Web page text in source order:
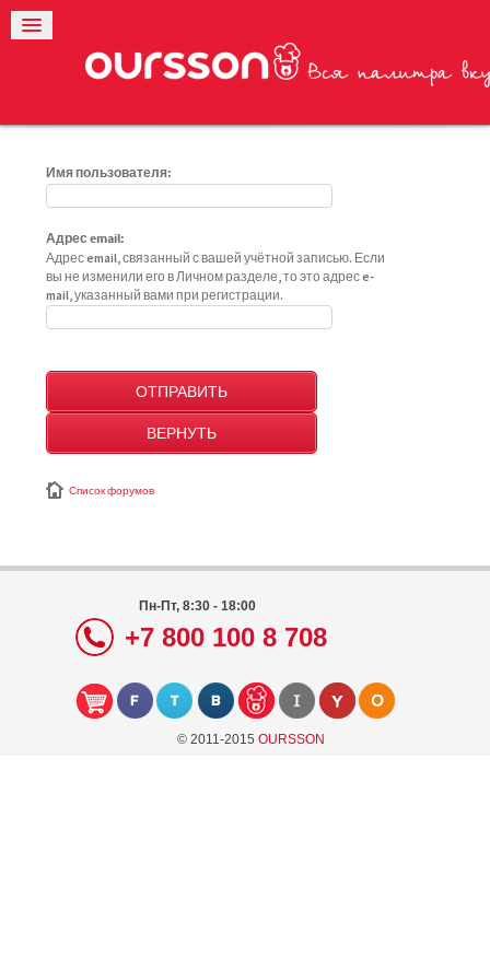
Имя пользователя:
Адрес email:
Адрес email, связанный с вашей учётной записью. Если
вы не изменили его в Личном разделе, то это адрес e-
mail, указанный вами при регистрации.
Список форумов
Пн-Пт, 8:30 - 18:00
+7 800 100 8 708
© 2011-2015 OURSSON